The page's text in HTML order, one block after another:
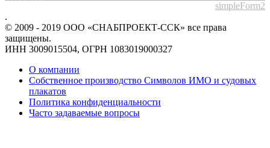
simpleForm2
.
© 2009 - 2019 ООО «СНАБПРОЕКТ-ССК» все права
защищены.
ИНН 3009015504, ОГРН 1083019000327
О компании
Собственное производство Символов ИМО и судовых
плакатов
Политика конфиденциальности
Часто задаваемые вопросы